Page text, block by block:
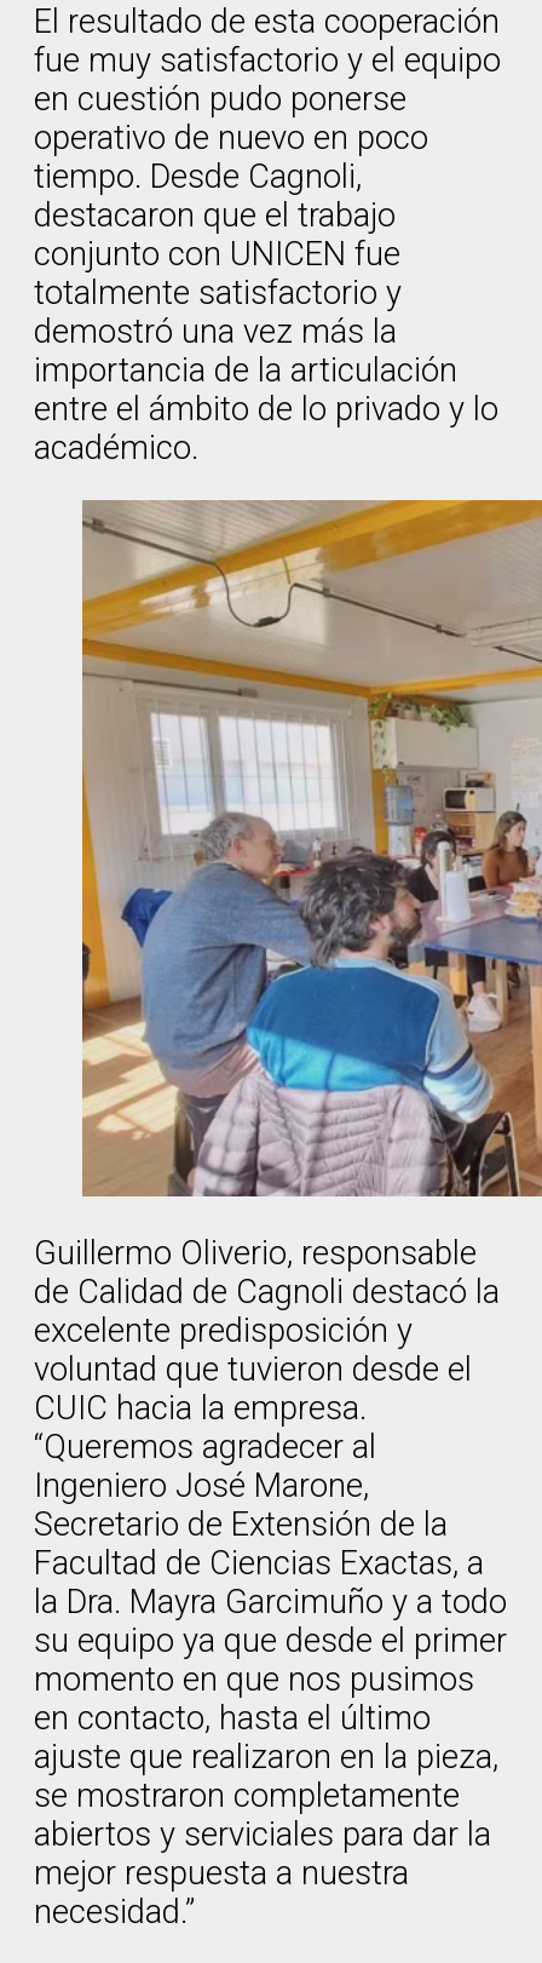
El resultado de esta cooperación
fue muy satisfactorio y el equipo
en cuestión pudo ponerse
operativo de nuevo en poco
tiempo. Desde Cagnoli,
destacaron que el trabajo
conjunto con UNICEN fue
totalmente satisfactorio y
demostró una vez más la
importancia de la articulación
entre el ámbito de lo privado y lo
académico.
Guillermo Oliverio, responsable
de Calidad de Cagnoli destacó la
excelente predisposición y
voluntad que tuvieron desde el
CUIC hacia la empresa.
“Queremos agradecer al
Ingeniero José Marone,
Secretario de Extensión de la
Facultad de Ciencias Exactas, a
la Dra. Mayra Garcimuño y a todo
su equipo ya que desde el primer
momento en que nos pusimos
en contacto, hasta el último
ajuste que realizaron en la pieza,
se mostraron completamente
abiertos y serviciales para dar la
mejor respuesta a nuestra
necesidad.”